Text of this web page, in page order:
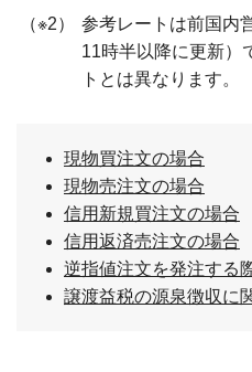
（※2）
参考レートは前国内
11時半以降に更新）
トとは異なります。
現物買注文の場合
現物売注文の場合
信用新規買注文の場合
信用返済売注文の場合
逆指値注文を発注する
譲渡益税の源泉徴収に